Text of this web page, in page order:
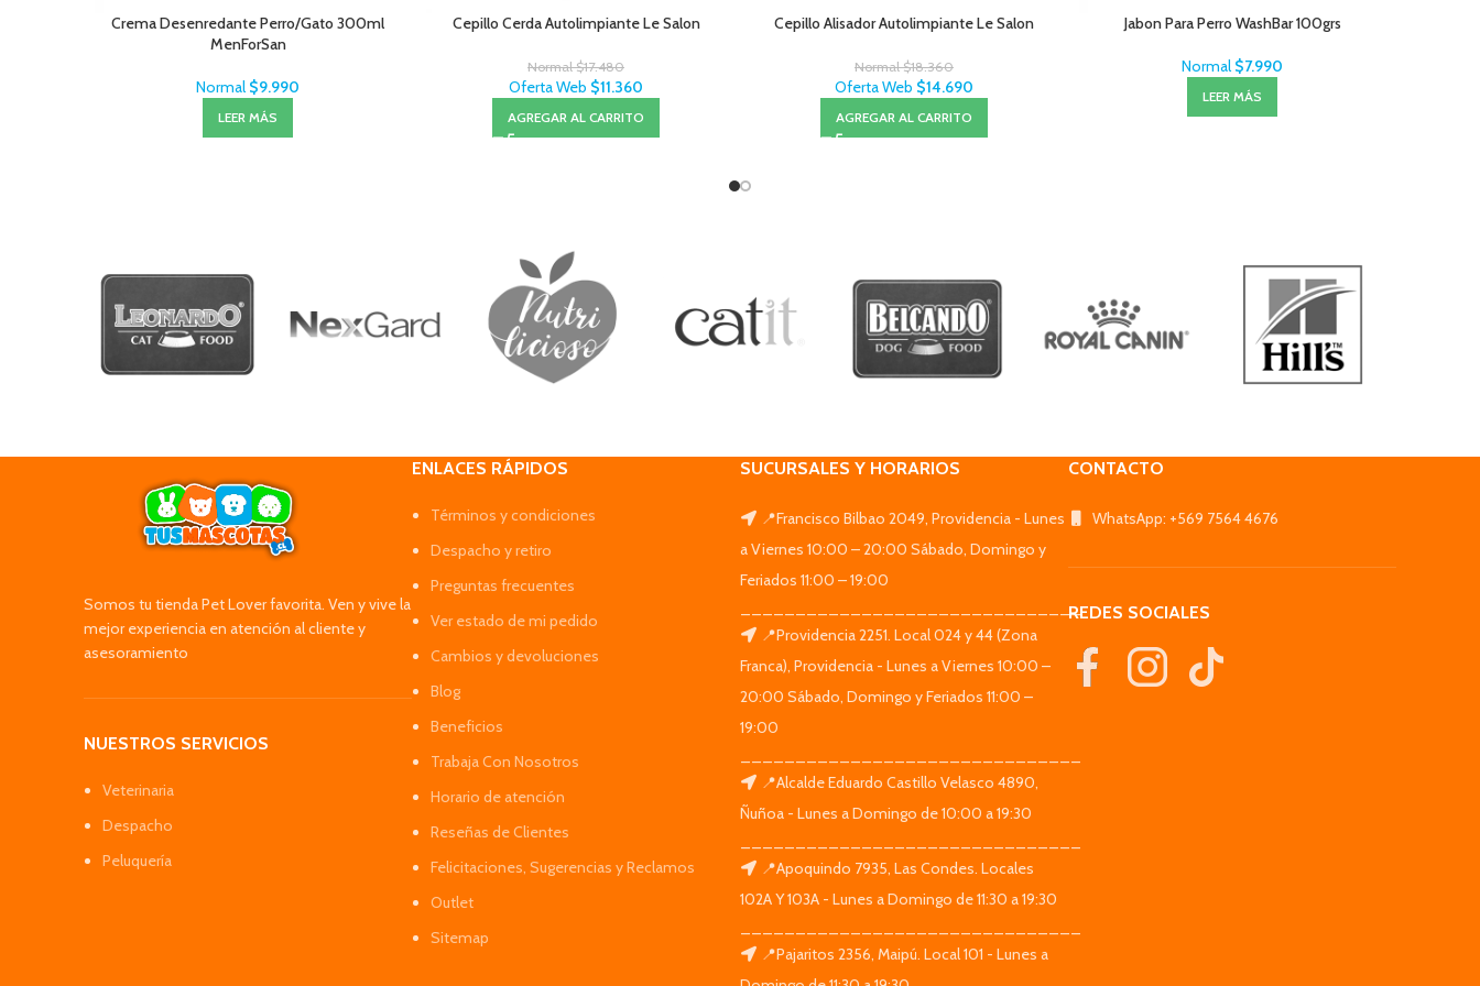
Crema Desenredante Perro/Gato 300ml
MenForSan
Normal $9.990
LEER MÁS
Cepillo Cerda Autolimpiante Le Salon
Normal$17.480
Oferta Web $11.360
AGREGAR AL CARRITO
Cepillo Alisador Autolimpiante Le Salon
Normal$18.360
Oferta Web $14.690
AGREGAR AL CARRITO
Jabon Para Perro WashBar 100grs
Normal $7.990
LEER MÁS
Somos tu tienda Pet Lover favorita. Ven y vive la
mejor experiencia en atención al cliente y
asesoramiento
NUESTROS SERVICIOS
Veterinaria
Despacho
Peluquería
ENLACES RÁPIDOS
Términos y condiciones
Despacho y retiro
Preguntas frecuentes
Ver estado de mi pedido
Cambios y devoluciones
Blog
Beneficios
Trabaja Con Nosotros
Horario de atención
Reseñas de Clientes
Felicitaciones, Sugerencias y Reclamos
Outlet
Sitemap
SUCURSALES Y HORARIOS
📍Francisco Bilbao 2049, Providencia - Lunes
a Viernes 10:00 – 20:00 Sábado, Domingo y
Feriados 11:00 – 19:00
_______________________________
📍Providencia 2251. Local 024 y 44 (Zona
Franca), Providencia - Lunes a Viernes 10:00 –
20:00 Sábado, Domingo y Feriados 11:00 –
19:00
📍Alcalde Eduardo Castillo Velasco 4890,
Ñuñoa - Lunes a Domingo de 10:00 a 19:30
📍Apoquindo 7935, Las Condes. Locales
102A Y 103A - Lunes a Domingo de 11:30 a 19:30
📍Pajaritos 2356, Maipú. Local 101 - Lunes a
CONTACTO
WhatsApp: +569 7564 4676
REDES SOCIALES